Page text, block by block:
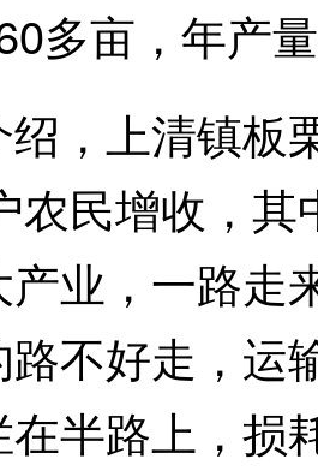
多亩，年产
上清镇板
农民增收，
业，一路走
不好走，运
在半路上，损